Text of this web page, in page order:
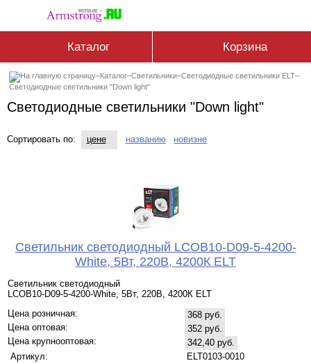
Каталог Корзина
–Каталог–Светильники–Светодиодные светильники ELT–
Светодиодные светильники "Down light"
Светодиодные светильники "Down light"
Сортировать по: цене названию новизне
Светильник светодиодный LCOB10-D09-5-4200-
White, 5Вт, 220В, 4200К ELT
Светильник светодиодный
LCOB10-D09-5-4200-White, 5Вт, 220В, 4200К ELT
Цена розничная:
368 руб.
Цена оптовая:
352 руб.
Цена крупнооптовая:
342,40 руб.
Артикул:
ELT0103-0010